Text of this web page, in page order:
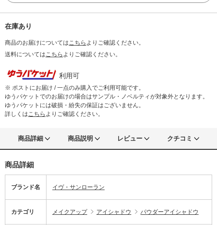
在庫あり
商品のお届けについてはこちら よりご確認ください。
送料についてはこちら よりご確認ください。
利用可
※ ポストにお届け / 一点のみ購入でご利用可能です。
ゆうパケットでのお届けの場合はサンプル・ノベルティが対象外となります。
ゆうパケットには破損・紛失の保証はございません。
詳しくはこちら よりご確認ください。
商品詳細 商品説明 レビュー クチコミ
商品詳細
ブランド名 イヴ・サンローラン
カテゴリ メイクアップ アイシャドウ パウダーアイシャドウ